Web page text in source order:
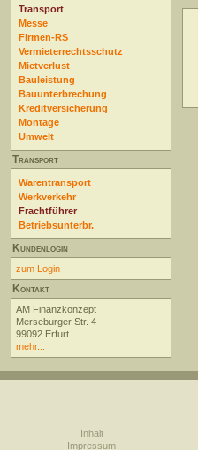
Transport
Messe
Firmen-RS
Vermieterrechtsschutz
Mietverlust
Bauleistung
Bauunterbrechung
Kreditversicherung
Montage
Umwelt
Transport
Warentransport
Werkverkehr
Frachtführer
Betriebsunterbr.
Kundenlogin
zum Login
Kontakt
AM Finanzkonzept
Merseburger Str. 4
99092 Erfurt
mehr...
Inhalt
Impressum